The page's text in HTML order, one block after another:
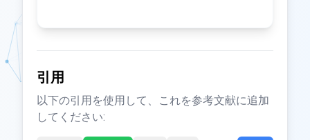
引用
以下の引用を使用して、これを参考文献に追加
してください: